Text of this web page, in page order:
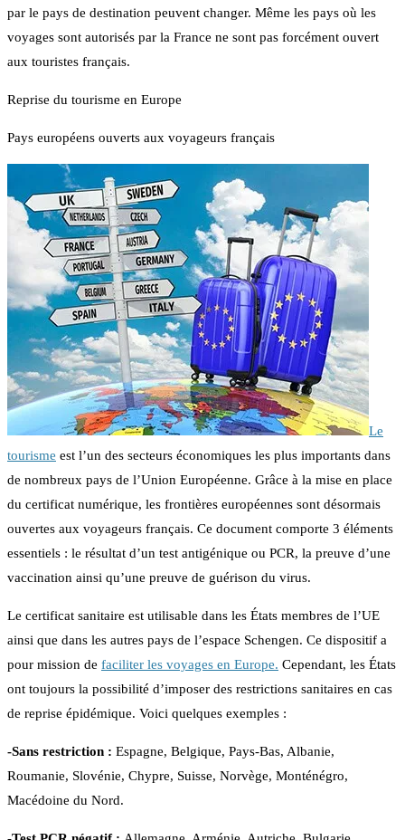
par le pays de destination peuvent changer. Même les pays où les
voyages sont autorisés par la France ne sont pas forcément ouvert
aux touristes français.
Reprise du tourisme en Europe
Pays européens ouverts aux voyageurs français
Le
tourisme est l’un des secteurs économiques les plus importants dans
de nombreux pays de l’Union Européenne. Grâce à la mise en place
du certificat numérique, les frontières européennes sont désormais
ouvertes aux voyageurs français. Ce document comporte 3 éléments
essentiels : le résultat d’un test antigénique ou PCR, la preuve d’une
vaccination ainsi qu’une preuve de guérison du virus.
Le certificat sanitaire est utilisable dans les États membres de l’UE
ainsi que dans les autres pays de l’espace Schengen. Ce dispositif a
pour mission de faciliter les voyages en Europe. Cependant, les États
ont toujours la possibilité d’imposer des restrictions sanitaires en cas
de reprise épidémique. Voici quelques exemples :
-Sans restriction : Espagne, Belgique, Pays-Bas, Albanie,
Roumanie, Slovénie, Chypre, Suisse, Norvège, Monténégro,
Macédoine du Nord.